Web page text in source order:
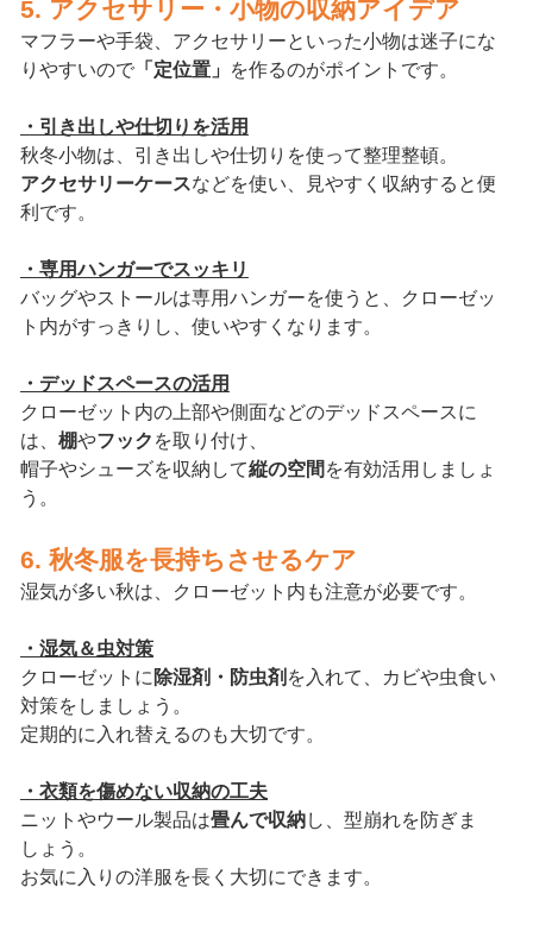
5. アクセサリー・小物の収納アイデア
マフラーや手袋、アクセサリーといった小物は迷子にな
りやすいので「定位置」 を作るのがポイントです。
・引き出しや仕切りを活用
秋冬小物は、引き出しや仕切りを使って整理整頓。
アクセサリーケースなどを使い、見やすく収納すると便
利です。
・専用ハンガーでスッキリ
バッグやストールは専用ハンガーを使うと、クローゼッ
ト内がすっきりし、使いやすくなります。
・デッドスペースの活用
クローゼット内の上部や側面などのデッドスペースに
は、 棚やフック を取り付け、
帽子やシューズを収納して縦の空間 を有効活用しましょ
う。
6. 秋冬服を長持ちさせるケア
湿気が多い秋は、クローゼット内も注意が必要です。
・湿気＆虫対策
クローゼットに 除湿剤・防虫剤 を入れて、カビや虫食い
対策をしましょう。
定期的に入れ替えるのも大切です。
・衣類を傷めない収納の工夫
ニットやウール製品は畳んで収納し、型崩れを防ぎま
しょう。
お気に入りの洋服を長く大切にできます。